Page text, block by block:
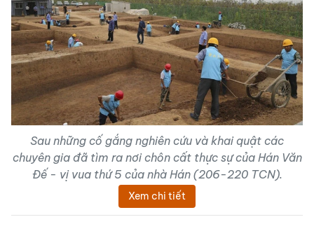
Sau những cố gắng nghiên cứu và khai quật các
chuyên gia đã tìm ra nơi chôn cất thực sự của Hán Văn
Đế- vị vua thứ 5 của nhà Hán (206-220 TCN).
Xem chi tiết